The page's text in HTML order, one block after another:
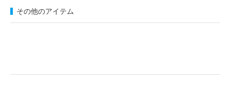
その他のアイテム